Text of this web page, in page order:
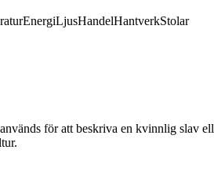
EnergiLjusHandelHantverkStolar
för att beskriva en kvinnlig slav